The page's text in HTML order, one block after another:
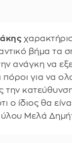
βήμα τα
ανάγκη να
πόροι για να
την
ο ίδιος θα
Μελά